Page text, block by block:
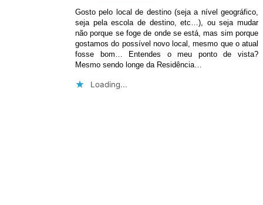
Gosto pelo local de destino (seja a nível geográfico,
seja pela escola de destino, etc…), ou seja mudar
não porque se foge de onde se está, mas sim porque
gostamos do possível novo local, mesmo que o atual
fosse bom… Entendes o meu ponto de vista?
Mesmo sendo longe da Residência…
Loading...